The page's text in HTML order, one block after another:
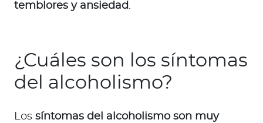
temblores y ansiedad.
¿Cuáles son los síntomas
del alcoholismo?
Los síntomas del alcoholismo son muy